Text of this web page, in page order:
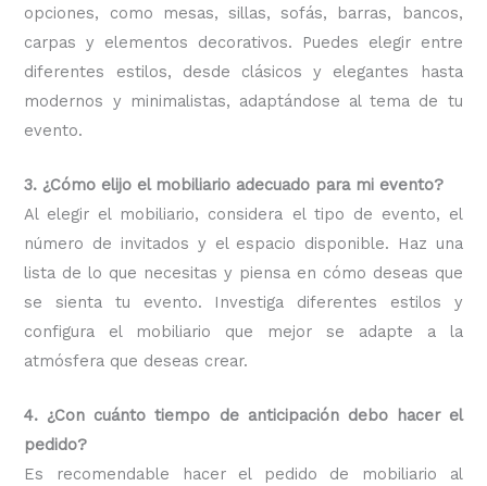
opciones, como mesas, sillas, sofás, barras, bancos,
carpas y elementos decorativos. Puedes elegir entre
diferentes estilos, desde clásicos y elegantes hasta
modernos y minimalistas, adaptándose al tema de tu
evento.
3. ¿Cómo elijo el mobiliario adecuado para mi evento?
Al elegir el mobiliario, considera el tipo de evento, el
número de invitados y el espacio disponible. Haz una
lista de lo que necesitas y piensa en cómo deseas que
se sienta tu evento. Investiga diferentes estilos y
configura el mobiliario que mejor se adapte a la
atmósfera que deseas crear.
4. ¿Con cuánto tiempo de anticipación debo hacer el
pedido?
Es recomendable hacer el pedido de mobiliario al